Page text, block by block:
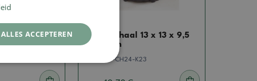
keramiek
geel
Bonsaischaal 13 x 13 x 9,5
cm, bruin
1154-CH24-K23
ALLES ACCEPTEREN